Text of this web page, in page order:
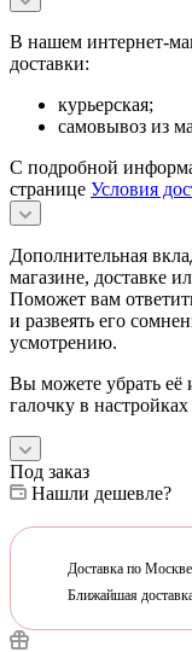
В нашем интернет-
доставки:
курьерская;
самовывоз из
С подробной
странице Условия
Дополнительная
магазине, доставке
Поможет вам
и развеять его
усмотрению.
Вы можете убрать её
галочку в
Под заказ
Нашли дешевле?
Доставка по Москве
Ближайшая